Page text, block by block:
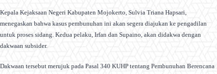
Kepala Kejaksaan Negeri Kabupaten Mojokerto, Sulvia Triana Hapsari,
menegaskan bahwa kasus pembunuhan ini akan segera diajukan ke pengadilan
untuk proses sidang. Kedua pelaku, Irfan dan Supaino, akan didakwa dengan
dakwaan subsider.
Dakwaan tersebut merujuk pada Pasal 340 KUHP tentang Pembunuhan Berencana